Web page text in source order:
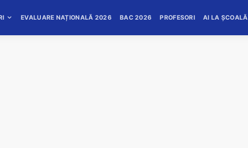
EVALUARE NAȚIONALĂ 2026 BAC 2026 PROFESORI AI LA ȘCOALĂ